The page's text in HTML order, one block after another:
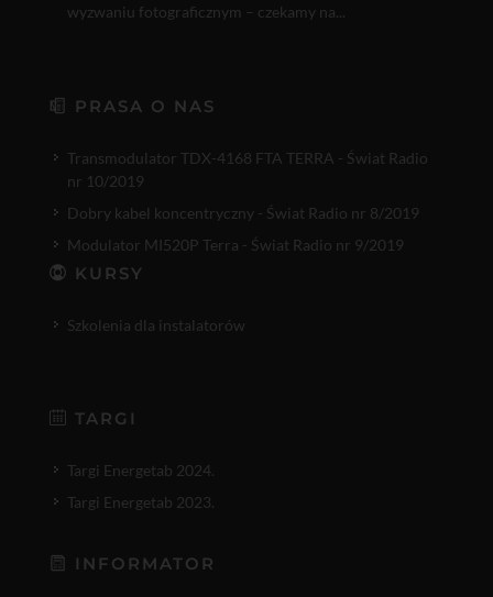
wyzwaniu fotograficznym – czekamy na...
PRASA O NAS
Transmodulator TDX-4168 FTA TERRA - Świat Radio
nr 10/2019
Dobry kabel koncentryczny - Świat Radio nr 8/2019
Modulator MI520P Terra - Świat Radio nr 9/2019
KURSY
Szkolenia dla instalatorów
TARGI
Targi Energetab 2024.
Targi Energetab 2023.
INFORMATOR